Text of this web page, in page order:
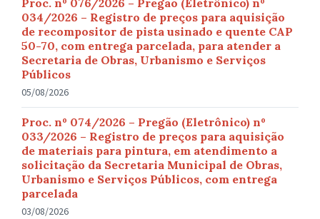
Proc. nº 076/2026 – Pregão (Eletrônico) nº
034/2026 – Registro de preços para aquisição
de recompositor de pista usinado e quente CAP
50-70, com entrega parcelada, para atender a
Secretaria de Obras, Urbanismo e Serviços
Públicos
05/08/2026
Proc. nº 074/2026 – Pregão (Eletrônico) nº
033/2026 – Registro de preços para aquisição
de materiais para pintura, em atendimento a
solicitação da Secretaria Municipal de Obras,
Urbanismo e Serviços Públicos, com entrega
parcelada
03/08/2026